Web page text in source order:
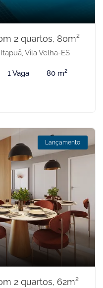
2 quartos, 80m²
Vila Velha-ES
1 Vaga 80 m²
Lançamento
2 quartos, 62m²